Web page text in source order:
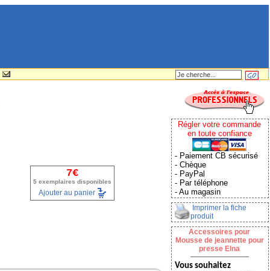
7€
5 exemplaires disponibles
Ajouter au panier
Régler votre commande
en toute confiance
- Paiement CB sécurisé
- Chèque
- PayPal
- Par téléphone
- Au magasin
Imprimer la fiche
produit
Accessoires pour
Mousse de jeannette pour
presse Elna
Vous souhaitez